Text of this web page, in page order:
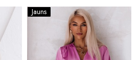
Jauns